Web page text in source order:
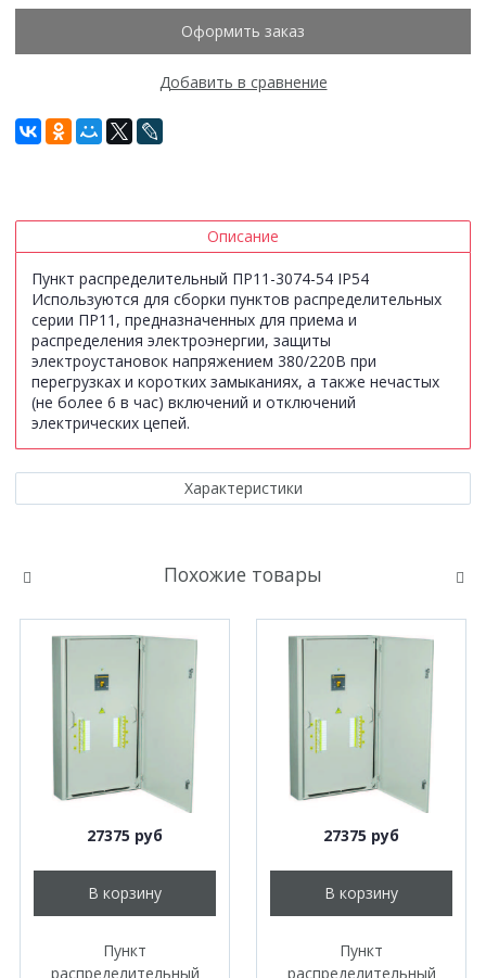
Оформить заказ
Добавить в сравнение
Описание
Пункт распределительный ПР11-3074-54 IP54
Используются для сборки пунктов распределительных
серии ПР11, предназначенных для приема и
распределения электроэнергии, защиты
электроустановок напряжением 380/220В при
перегрузках и коротких замыканиях, а также нечастых
(не более 6 в час) включений и отключений
электрических цепей.
Характеристики
Похожие товары
27375 руб
В корзину
Пункт
распределительный
27375 руб
В корзину
Пункт
распределительный